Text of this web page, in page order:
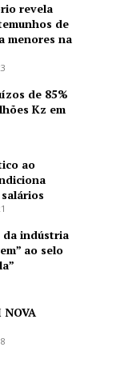
revela
de
menores na
de 85%
Kz em
ao
da indústria
ao selo